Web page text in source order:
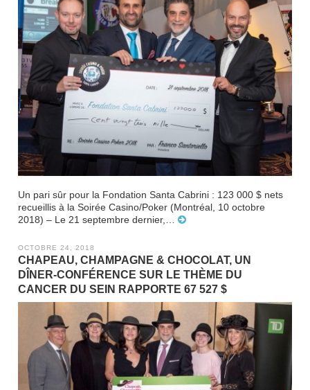
Un pari sûr pour la Fondation Santa Cabrini : 123 000 $ nets
recueillis à la Soirée Casino/Poker (Montréal, 10 octobre
2018) – Le 21 septembre dernier,…
OCTOBRE 24, 2018
CHAPEAU, CHAMPAGNE & CHOCOLAT, UN
DÎNER-CONFÉRENCE SUR LE THÈME DU
CANCER DU SEIN RAPPORTE 67 527 $